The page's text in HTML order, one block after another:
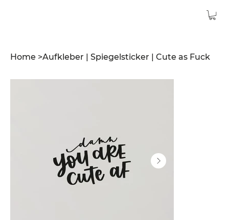
Home >Aufkleber | Spiegelsticker | Cute as Fuck